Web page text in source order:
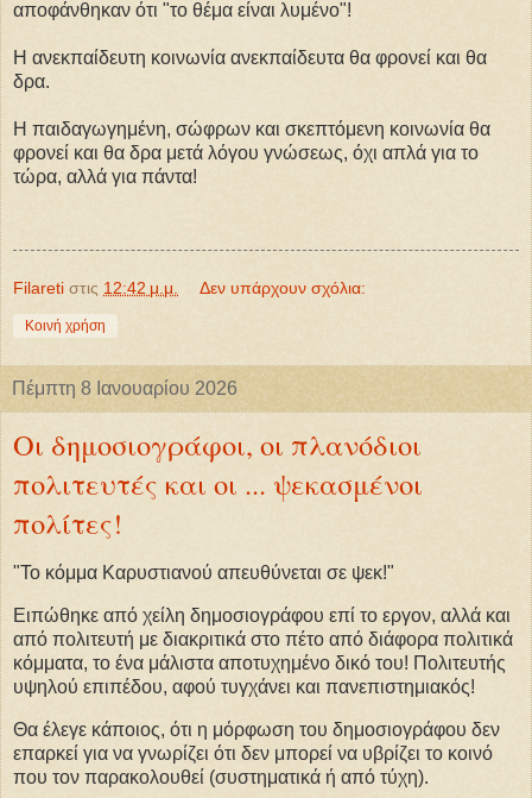
αποφάνθηκαν ότι "το θέμα είναι λυμένο"!
Η ανεκπαίδευτη κοινωνία ανεκπαίδευτα θα φρονεί και θα
δρα.
Η παιδαγωγημένη, σώφρων και σκεπτόμενη κοινωνία θα
φρονεί και θα δρα μετά λόγου γνώσεως, όχι απλά για το
τώρα, αλλά για πάντα!
Filareti στις 12:42 μ.μ. Δεν υπάρχουν σχόλια:
Κοινή χρήση
Πέμπτη 8 Ιανουαρίου 2026
Οι δημοσιογράφοι, οι πλανόδιοι
πολιτευτές και οι ... ψεκασμένοι
πολίτες!
"Το κόμμα Καρυστιανού απευθύνεται σε ψεκ!"
Ειπώθηκε από χείλη δημοσιογράφου επί το εργον, αλλά και
από πολιτευτή με διακριτικά στο πέτο από διάφορα πολιτικά
κόμματα, το ένα μάλιστα αποτυχημένο δικό του! Πολιτευτής
υψηλού επιπέδου, αφού τυγχάνει και πανεπιστημιακός!
Θα έλεγε κάποιος, ότι η μόρφωση του δημοσιογράφου δεν
επαρκεί για να γνωρίζει ότι δεν μπορεί να υβρίζει το κοινό
που τον παρακολουθεί (συστηματικά ή από τύχη).